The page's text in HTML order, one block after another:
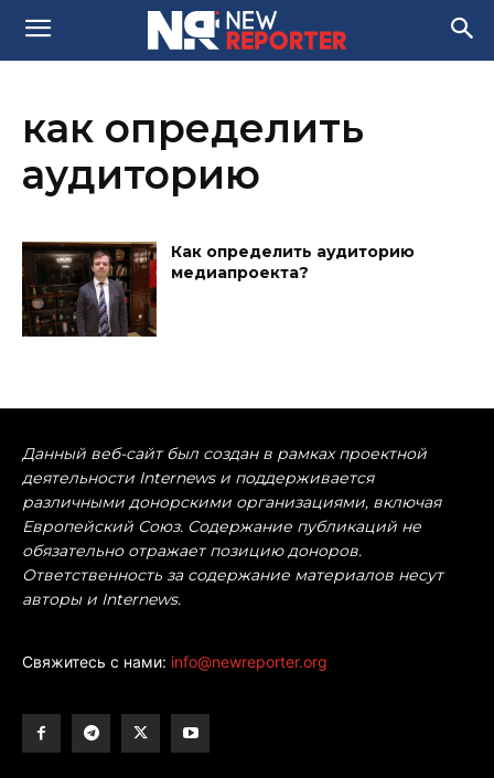
как определить
аудиторию
Как определить аудиторию
медиапроекта?
Данный веб-сайт был создан в рамках проектной
деятельности Internews и поддерживается
различными донорскими организациями, включая
Европейский Союз. Содержание публикаций не
обязательно отражает позицию доноров.
Ответственность за содержание материалов несут
авторы и Internews.
Свяжитесь с нами: info@newreporter.org